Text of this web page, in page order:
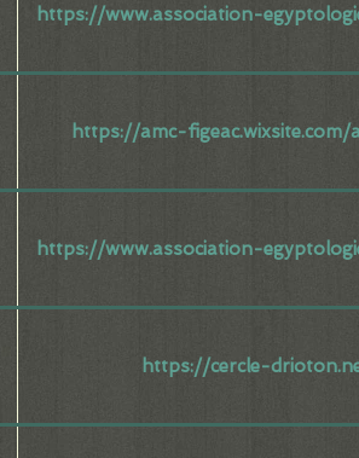
https://www.association-
https://amc-figeac.wixsite.com/
https://www.association-
https://cercle-